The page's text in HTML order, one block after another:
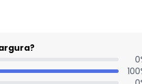
0
100